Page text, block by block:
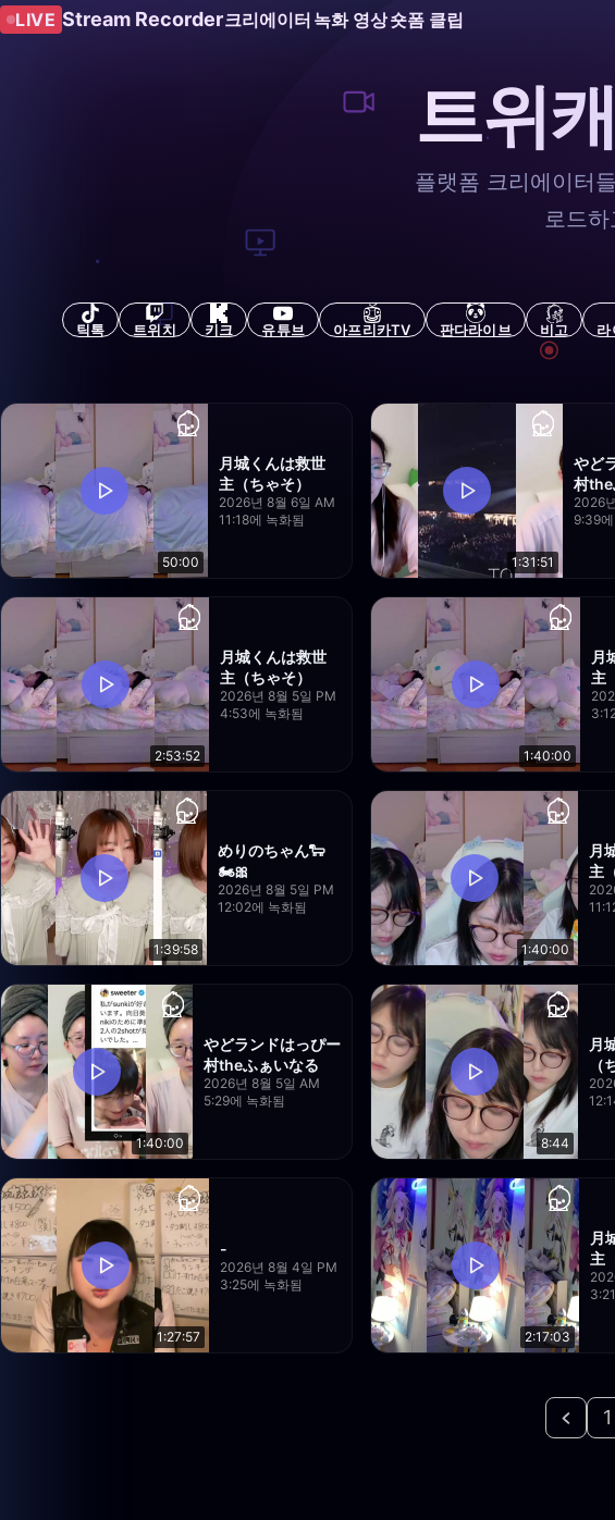
LIVE Stream Recorder크리에이터 녹화 영상숏폼 클립
트위
플랫폼 크리에이터
로드
틱톡 트위치 키크 유튜브 아프리카TV 판다라이브 비고 라
50:00
月城くんは救世
主（ちゃそ）
2026년 8월 6일 AM
11:18에 녹화됨
1:31:51
やど
村the
2026
9:39
2:53:52
月城くんは救世
主（ちゃそ）
2026년 8월 5일 PM
4:53에 녹화됨
1:40:00
月
主
1:39:58
めりのちゃん🐑
🏍️🎀
2026년 8월 5일 PM
12:02에 녹화됨
1:40:00
月
主
1:40:00
やどランドはっぴー
村theふぁいなる
2026년 8월 5일 AM
5:29에 녹화됨
8:44
月
（
1:27:57
-
2026년 8월 4일 PM
3:25에 녹화됨
2:17:03
月
主
1